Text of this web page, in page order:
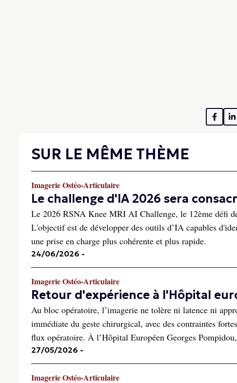
SUR LE MÊME THÈME
Imagerie Ostéo-Articulaire
Le challenge d'IA 2026 sera
Le 2026 RSNA Knee MRI AI Challenge, le 12ème défi
L'objectif est de développer des outils d’IA capables
une prise en charge plus cohérente et plus rapide.
24/06/2026 -
Imagerie Ostéo-Articulaire
Retour d'expérience à l'Hôpital
Au bloc opératoire, l’imagerie ne tolère ni latence ni
immédiate du geste chirurgical, avec des contraintes
flux opératoire. À l’Hôpital Européen Georges
27/05/2026 -
Imagerie Ostéo-Articulaire